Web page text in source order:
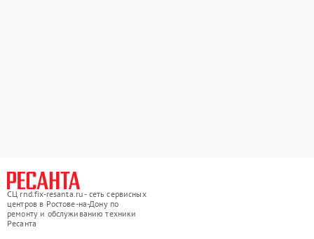
СЦ rnd.fix-resanta.ru - сеть сервисных
центров в Ростове-на-Дону по
ремонту и обслуживанию техники
Ресанта